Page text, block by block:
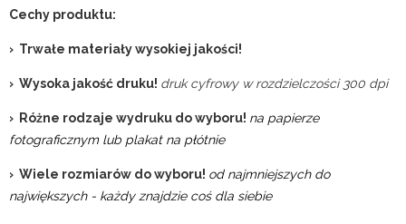
Cechy produktu:
› Trwałe materiały wysokiej jakości!
› Wysoka jakość druku! druk cyfrowy w rozdzielczości 300 dpi
› Różne rodzaje wydruku do wyboru! na papierze
fotograficznym lub plakat na płótnie
› Wiele rozmiarów do wyboru! od najmniejszych do
największych - każdy znajdzie coś dla siebie